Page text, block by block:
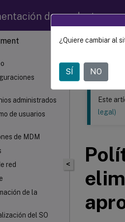
de productos
geográfica
de pantalla
administrados
de usuarios
de MDM
red
de la
del SO
Este
Citrix
<
Este
legal)
¿Quiere cambiar al
SÍ NO